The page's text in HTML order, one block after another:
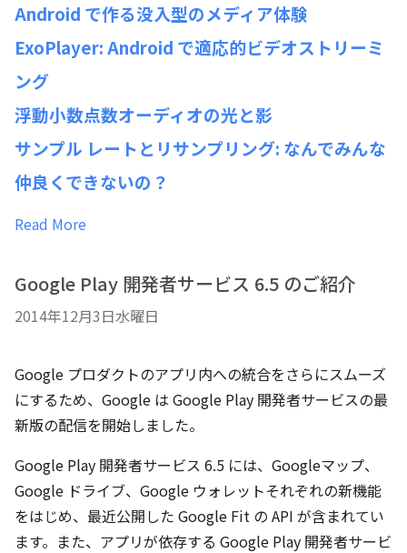
Android で作る没入型のメディア体験
ExoPlayer: Android で適応的ビデオストリーミ
ング
浮動小数点数オーディオの光と影
サンプル レートとリサンプリング: なんでみんな
仲良くできないの？
Read More
Google Play 開発者サービス 6.5 のご紹介
2014年12月3日水曜日
Google プロダクトのアプリ内への統合をさらにスムーズ
にするため、Google は Google Play 開発者サービスの最
新版の配信を開始しました。
Google Play 開発者サービス 6.5 には、Googleマップ、
Google ドライブ、Google ウォレットそれぞれの新機能
をはじめ、最近公開した Google Fit の API が含まれてい
ます。また、アプリが依存する Google Play 開発者サービ